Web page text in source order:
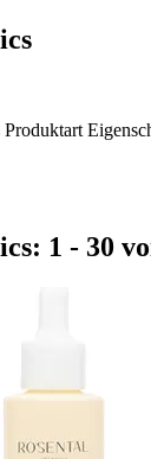
Produktart
1 - 30